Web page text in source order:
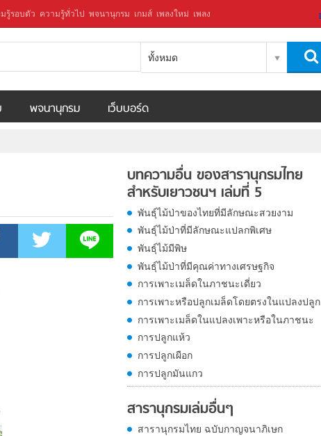
รู้รอบตัว ความรู้ทั่วไป พจนานุกรม เกมส์ เพลงใหม่ เพลง
ทั้งหมด
พจนานุกรม เว็บบอร์ด
บทความอื่น ของสารานุกรมไทย
สำหรับเยาวชนฯ เล่มที่ 5
พันธุ์ไม้ป่าของไทยที่มีลักษณะสวยงาม
พันธุ์ไม้ป่าที่มีลักษณะแปลกพิเศษ
พันธุ์ไม้มีพิษ
พันธุ์ไม้ป่าที่มีคุณค่าทางเศรษฐกิจ
การเพาะเมล็ดในภาชนะเดี่ยว
การเพาะหรือปลูกเมล็ดโดยตรงในแปลงปลูก
การเพาะเมล็ดในแปลงเพาะหรือในภาชนะ
การปลูกแห้ว
การปลูกเผือก
การปลูกมันแกว
สารานุกรมเล่มอื่นๆ
สารานุกรมไทย ฉบับกาญจนาภิเษก